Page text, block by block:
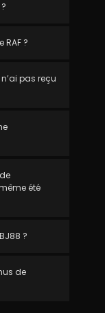
?
pas reçu
été
?
de